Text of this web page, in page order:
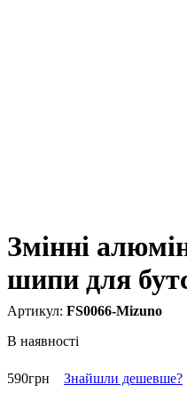
Змінні
шипи для
FS0066-Mizuno
В наявності
590грн Знайшли дешевше?